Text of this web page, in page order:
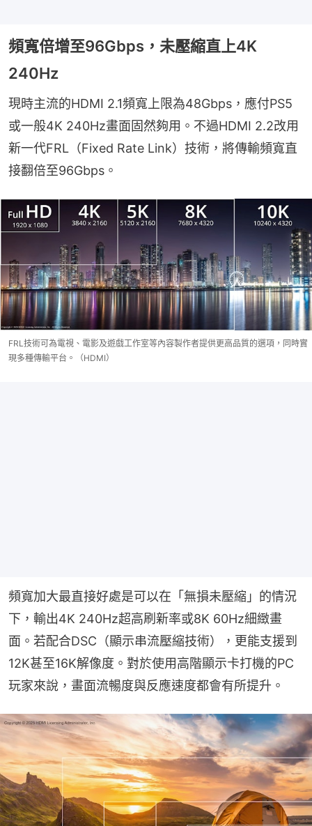
頻寬倍增至96Gbps，未壓縮直上4K
240Hz
現時主流的HDMI 2.1頻寬上限為48Gbps，應付PS5
或一般4K 240Hz畫面固然夠用。不過HDMI 2.2改用
新一代FRL（Fixed Rate Link）技術，將傳輸頻寬直
接翻倍至96Gbps。
FRL技術可為電視、電影及遊戲工作室等內容製作者提供更高品質的選項，同時實
現多種傳輸平台。（HDMI）
頻寬加大最直接好處是可以在「無損未壓縮」的情況
下，輸出4K 240Hz超高刷新率或8K 60Hz細緻畫
面。若配合DSC（顯示串流壓縮技術），更能支援到
12K甚至16K解像度。對於使用高階顯示卡打機的PC
玩家來說，畫面流暢度與反應速度都會有所提升。